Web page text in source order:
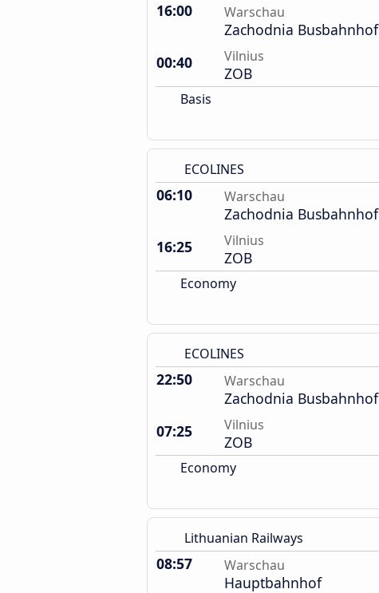
16:00 Warschau
Zachodnia Busbahnhof
00:40
Vilnius
ZOB
Basis
ECOLINES
06:10 Warschau
Zachodnia Busbahnhof
16:25
Vilnius
ZOB
Economy
ECOLINES
22:50 Warschau
Zachodnia Busbahnhof
07:25
Vilnius
ZOB
Economy
Lithuanian Railways
08:57 Warschau
Hauptbahnhof